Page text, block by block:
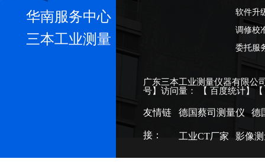
华南服务中心
三本工业测量
软件升
调修校
委托服
广东三本工业测量仪器有限
号】访问量： 【百度统计】
友情链
接：
德国蔡司测量仪 德
工业CT厂家 影像